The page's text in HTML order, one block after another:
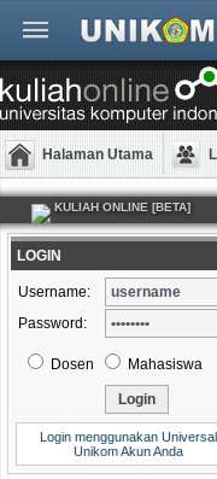
Halaman Utama
KULIAH ONLINE [BETA]
LOGIN
Username:
Password:
Dosen Mahasiswa
Login menggunakan Universal
Unikom Akun Anda